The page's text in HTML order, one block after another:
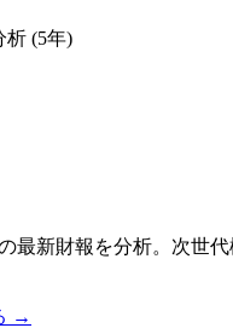
析 (5年)
最新財報を分析。次世
→